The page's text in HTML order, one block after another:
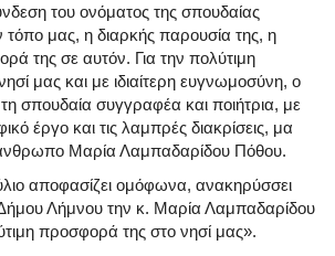
του ονόματος της σπουδαίας
μας, η διαρκής παρουσία της, η
της σε αυτόν. Για την πολύτιμη
μας και με ιδιαίτερη ευγνωμοσύνη, ο
σπουδαία συγγραφέα και ποιήτρια, με
έργο και τις λαμπρές διακρίσεις, μα
Μαρία Λαμπαδαρίδου Πόθου.
αποφασίζει ομόφωνα, ανακηρύσσει
Δήμου Λήμνου την κ. Μαρία Λαμπαδαρίδου
προσφορά της στο νησί μας».